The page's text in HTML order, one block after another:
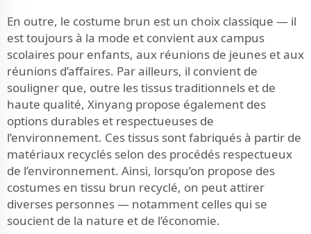
En outre, le costume brun est un choix classique — il
est toujours à la mode et convient aux campus
scolaires pour enfants, aux réunions de jeunes et aux
réunions d’affaires. Par ailleurs, il convient de
souligner que, outre les tissus traditionnels et de
haute qualité, Xinyang propose également des
options durables et respectueuses de
l’environnement. Ces tissus sont fabriqués à partir de
matériaux recyclés selon des procédés respectueux
de l’environnement. Ainsi, lorsqu’on propose des
costumes en tissu brun recyclé, on peut attirer
diverses personnes — notamment celles qui se
soucient de la nature et de l’économie.